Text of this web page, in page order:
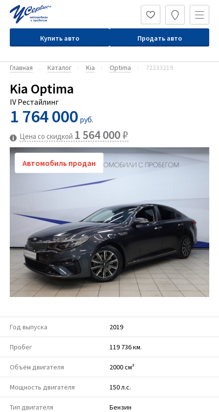
Купить авто Продать авто
Главная Каталог Kia Optima 72233219
Kia Optima
IV Рестайлинг
1 764 000 руб.
Цена со скидкой 1 564 000₽
Год выпуска 2019
Пробег 119 736 км.
Объём двигателя 2000 см³
Мощность двигателя 150 л.с.
Тип двигателя Бензин